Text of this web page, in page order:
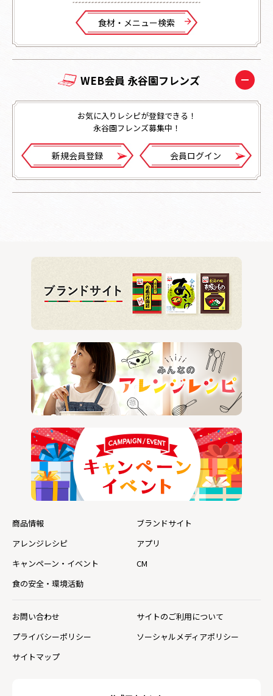
⾷材・メニュー検索
WEB会員 永谷園フレンズ
お気に入りレシピが登録できる！
永谷園フレンズ募集中！
新規会員登録 会員ログイン
商品情報
ブランドサイト
アレンジレシピ
アプリ
キャンペーン・イベント
CM
食の安全・環境活動
お問い合わせ
サイトのご利用について
プライバシーポリシー
ソーシャルメディアポリシー
サイトマップ